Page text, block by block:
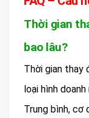
Thời gian
bao lâu?
Thời gian thay
loại hình
Trung bình, cơ